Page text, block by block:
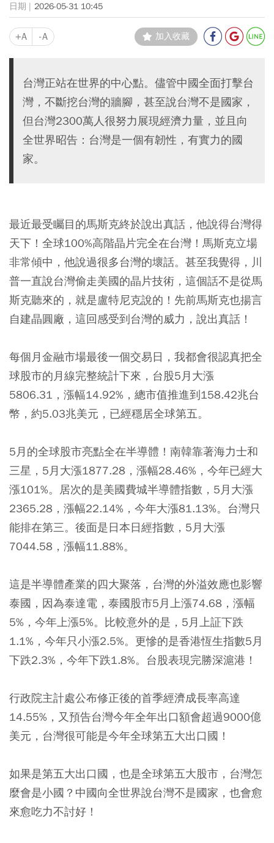
2026-05-31 10:45
+A -A 加入收藏
台灣正站在世界的中心點。儘管中國全面打擊台
灣，不斷挖台灣的牆腳，甚至說台灣不是國家，
但台灣2300萬人很努力展現經濟力量，並且向
全世界昭告：台灣是一個有韌性，有實力的國
家。
最近最受矚目的馬斯克終於說出真話，他說得台灣得
天下！全球100%高階晶片完全在台灣！馬斯克立場
非常傾中，他說過很多台灣的壞話。甚至我覺得，川
普一直說台灣偷走美國的晶片技術，這個話不是從馬
斯克聽來的，就是盧特尼克說的！先前馬斯克也揚言
自建晶圓廠，這回感受到台灣的威力，說出真話！
每個月金融市場最後一個交易日，我都會很認真把全
球股市的月線完整統計下來，台股5月大漲
5806.31，漲幅14.92%，總市值推進到158.42兆台
幣，約5.03兆美元，已經穩居全球第五。
5月的全球股市亮點全在半導體！南韓靠著海力士和
三星，5月大漲1877.28，漲幅28.46%，今年已經大
漲101%。居次的是美國費城半導體指數，5月大漲
2365.28，漲幅22.14%，今年大漲81.13%。台灣只
能排在第三。後面是日本日經指數，5月大漲
7044.58，漲幅11.88%。
這是半導體產業的四大聚落，台灣的外溢效應也影響
泰國，因為泰達電，泰國股市5月上漲74.68，漲幅
5%，今年上漲5%。比較意外的是，5月上証下跌
1.1%，今年只小漲2.5%。更慘的是香港恆生指數5月
下跌2.3%，今年下跌1.8%。台股表現完勝深滬港！
行政院主計處公布修正後的首季經濟成長率高達
14.55%，又預告台灣今年全年出口額會超過9000億
美元，台灣很可能是今年全球第五大出口國！
如果是第五大出口國，也是全球第五大股市，台灣怎
麼會是小國？中國向全世界說台灣不是國家，也會愈
來愈吃力不討好！